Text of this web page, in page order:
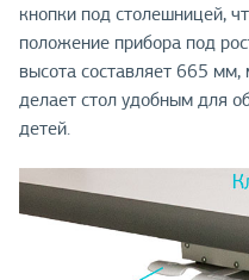
кнопки под столешницей,
положение прибора под
высота составляет 665
делает стол удобным для
детей.